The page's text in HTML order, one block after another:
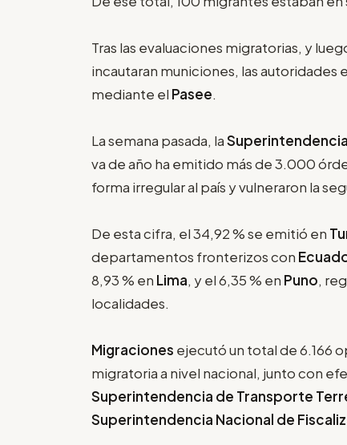
Tras las evaluaciones migratorias, y
incautaran municiones, las
mediante el Pasee.
La semana pasada, la
va de año ha emitido más de 3.000
forma irregular al país y vulneraron la
De esta cifra, el 34,92 % se emitió en
departamentos fronterizos con
8,93 % en Lima, y el 6,35 % en Puno,
localidades.
Migraciones ejecutó un total de 6.166
migratoria a nivel nacional, junto con
Superintendencia de Transporte
Superintendencia Nacional de